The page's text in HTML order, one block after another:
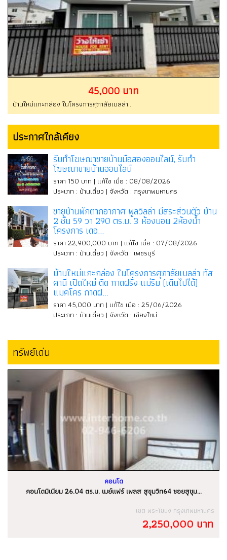
รับทำโฆษณาขายบ้านมือสองออนไลน์, รับทำ
โฆษณาขายบ้านออนไลน์
ราคา 150 บาท | แก้ไข เมื่อ : 08/08/2026
ประเภท : บ้านเดี่ยว | จังหวัด : กรุงเทพมหานคร
ขายบ้านพักตากอากาศ พูลวิลล่า มีสระส่วนตัว บ้าน
2 ชั้น 59 วา 290 ตร.ม. 3 ห้องนอน 2ห้องน้ำ
โครงการ เดอ...
ราคา 22,900,000 บาท | แก้ไข เมื่อ : 07/08/2026
ประเภท : บ้านเดี่ยว | จังหวัด : เพชรบุรี
บ้านใหม่แกะกล่อง ในโครงการศุภาลัยเบลล่า ทัส
คานี เปิดใหม่ ติด กาดฝรั่ง แม่ริม (เดินไปได้)
แมคโคร กาดฝ...
ราคา 45,000 บาท | แก้ไข เมื่อ : 25/06/2026
ประเภท : บ้านเดี่ยว | จังหวัด : เชียงใหม่
คอนโดมิเนียม 26.04 ตร.ม. เมย์แฟร์ เพลส สุขุมวิท64 ซอยสุขุม...
2,250,000 บาท
Email : contact.ban4u@gmail.com